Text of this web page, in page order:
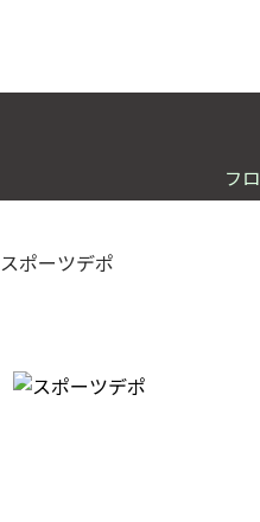
フ
スポーツデポ